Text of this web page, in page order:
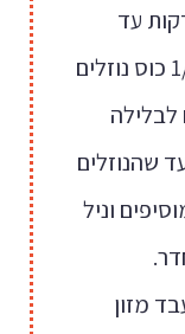
תוך כדי ערבוב מידי פעם כ 12 דקות עד
שהפירות רכים והגירו נוזלים. מוציאים כ 1/2 כוס נוזלים
לבלילה
שהנוזלים
וניל
מזון